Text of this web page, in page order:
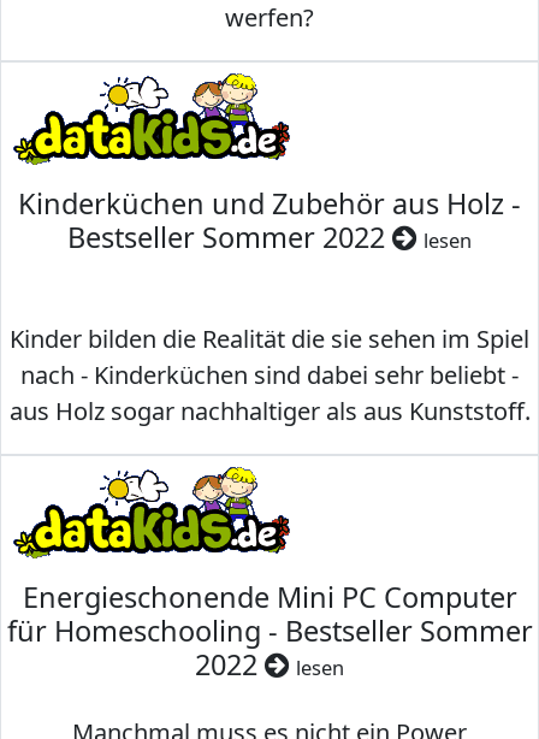
werfen?
Kinderküchen und Zubehör aus Holz -
Bestseller Sommer 2022
lesen
Kinder bilden die Realität die sie sehen im Spiel
nach - Kinderküchen sind dabei sehr beliebt -
aus Holz sogar nachhaltiger als aus Kunststoff.
Energieschonende Mini PC Computer
für Homeschooling - Bestseller Sommer
2022
lesen